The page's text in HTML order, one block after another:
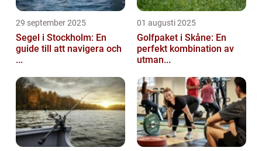
29 september 2025
Segel i Stockholm: En
guide till att navigera och
...
01 augusti 2025
Golfpaket i Skåne: En
perfekt kombination av
utman...